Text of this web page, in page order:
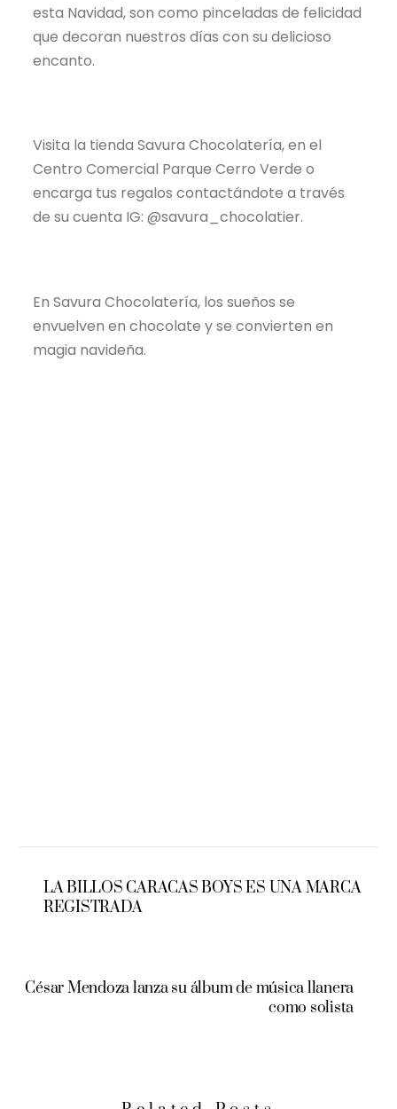
esta Navidad, son como pinceladas de felicidad
que decoran nuestros días con su delicioso
encanto.
Visita la tienda Savura Chocolatería, en el
Centro Comercial Parque Cerro Verde o
encarga tus regalos contactándote a través
de su cuenta IG: @savura_chocolatier.
En Savura Chocolatería, los sueños se
envuelven en chocolate y se convierten en
magia navideña.
LA BILLOS CARACAS BOYS ES UNA MARCA
REGISTRADA
César Mendoza lanza su álbum de música llanera
como solista